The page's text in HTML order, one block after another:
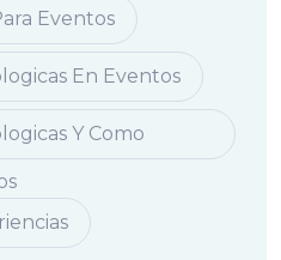
Eventos
En Eventos
Y Como